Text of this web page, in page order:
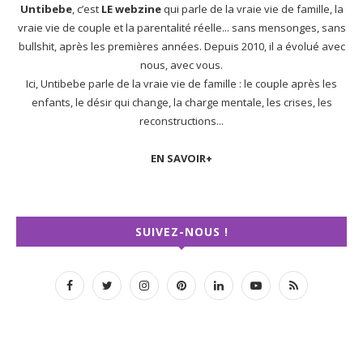
Untibebe, c’est LE webzinequi parle de la vraie vie de famille, la
vraie vie de couple et la parentalité réelle... sans mensonges, sans
bullshit, après les premières années. Depuis 2010, il a évolué avec
nous, avec vous.
Ici, Untibebe parle de la vraie vie de famille : le couple après les
enfants, le désir qui change, la charge mentale, les crises, les
reconstructions...
EN SAVOIR+
SUIVEZ-NOUS !